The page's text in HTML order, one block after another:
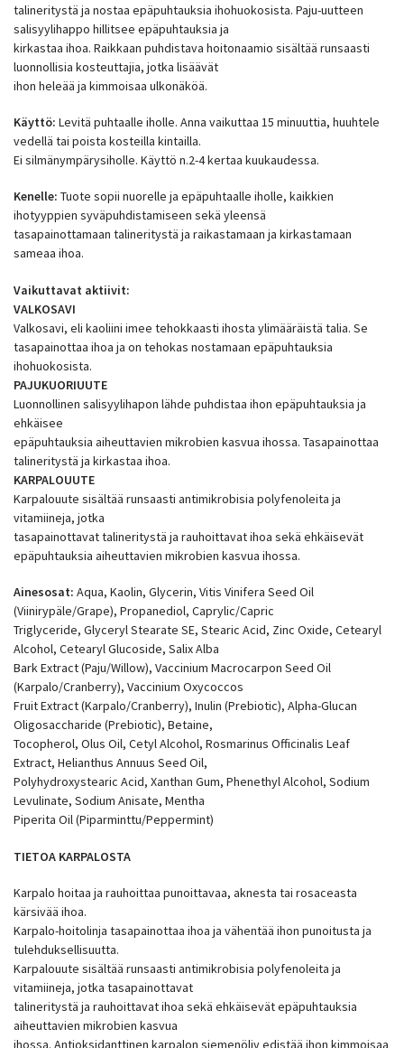
talineritystä ja nostaa epäpuhtauksia ihohuokosista. Paju-uutteen
salisyylihappo hillitsee epäpuhtauksia ja
kirkastaa ihoa. Raikkaan puhdistava hoitonaamio sisältää runsaasti
luonnollisia kosteuttajia, jotka lisäävät
ihon heleää ja kimmoisaa ulkonäköä.
Käyttö: Levitä puhtaalle iholle. Anna vaikuttaa 15 minuuttia, huuhtele
vedellä tai poista kosteilla kintailla.
Ei silmänympärysiholle. Käyttö n.2-4 kertaa kuukaudessa.
Kenelle: Tuote sopii nuorelle ja epäpuhtaalle iholle, kaikkien
ihotyyppien syväpuhdistamiseen sekä yleensä
tasapainottamaan talineritystä ja raikastamaan ja kirkastamaan
sameaa ihoa.
Vaikuttavat aktiivit:
VALKOSAVI
Valkosavi, eli kaoliini imee tehokkaasti ihosta ylimääräistä talia. Se
tasapainottaa ihoa ja on tehokas nostamaan epäpuhtauksia
ihohuokosista.
PAJUKUORIUUTE
Luonnollinen salisyylihapon lähde puhdistaa ihon epäpuhtauksia ja
ehkäisee
epäpuhtauksia aiheuttavien mikrobien kasvua ihossa. Tasapainottaa
talineritystä ja kirkastaa ihoa.
KARPALOUUTE
Karpalouute sisältää runsaasti antimikrobisia polyfenoleita ja
vitamiineja, jotka
tasapainottavat talineritystä ja rauhoittavat ihoa sekä ehkäisevät
epäpuhtauksia aiheuttavien mikrobien kasvua ihossa.
Ainesosat: Aqua, Kaolin, Glycerin, Vitis Vinifera Seed Oil
(Viinirypäle/Grape), Propanediol, Caprylic/Capric
Triglyceride, Glyceryl Stearate SE, Stearic Acid, Zinc Oxide, Cetearyl
Alcohol, Cetearyl Glucoside, Salix Alba
Bark Extract (Paju/Willow), Vaccinium Macrocarpon Seed Oil
(Karpalo/Cranberry), Vaccinium Oxycoccos
Fruit Extract (Karpalo/Cranberry), Inulin (Prebiotic), Alpha-Glucan
Oligosaccharide (Prebiotic), Betaine,
Tocopherol, Olus Oil, Cetyl Alcohol, Rosmarinus Officinalis Leaf
Extract, Helianthus Annuus Seed Oil,
Polyhydroxystearic Acid, Xanthan Gum, Phenethyl Alcohol, Sodium
Levulinate, Sodium Anisate, Mentha
Piperita Oil (Piparminttu/Peppermint)
TIETOA KARPALOSTA
Karpalo hoitaa ja rauhoittaa punoittavaa, aknesta tai rosaceasta
kärsivää ihoa.
Karpalo-hoitolinja tasapainottaa ihoa ja vähentää ihon punoitusta ja
tulehduksellisuutta.
Karpalouute sisältää runsaasti antimikrobisia polyfenoleita ja
vitamiineja, jotka tasapainottavat
talineritystä ja rauhoittavat ihoa sekä ehkäisevät epäpuhtauksia
aiheuttavien mikrobien kasvua
ihossa. Antioksidanttinen karpalon siemenöljy edistää ihon kimmoisaa